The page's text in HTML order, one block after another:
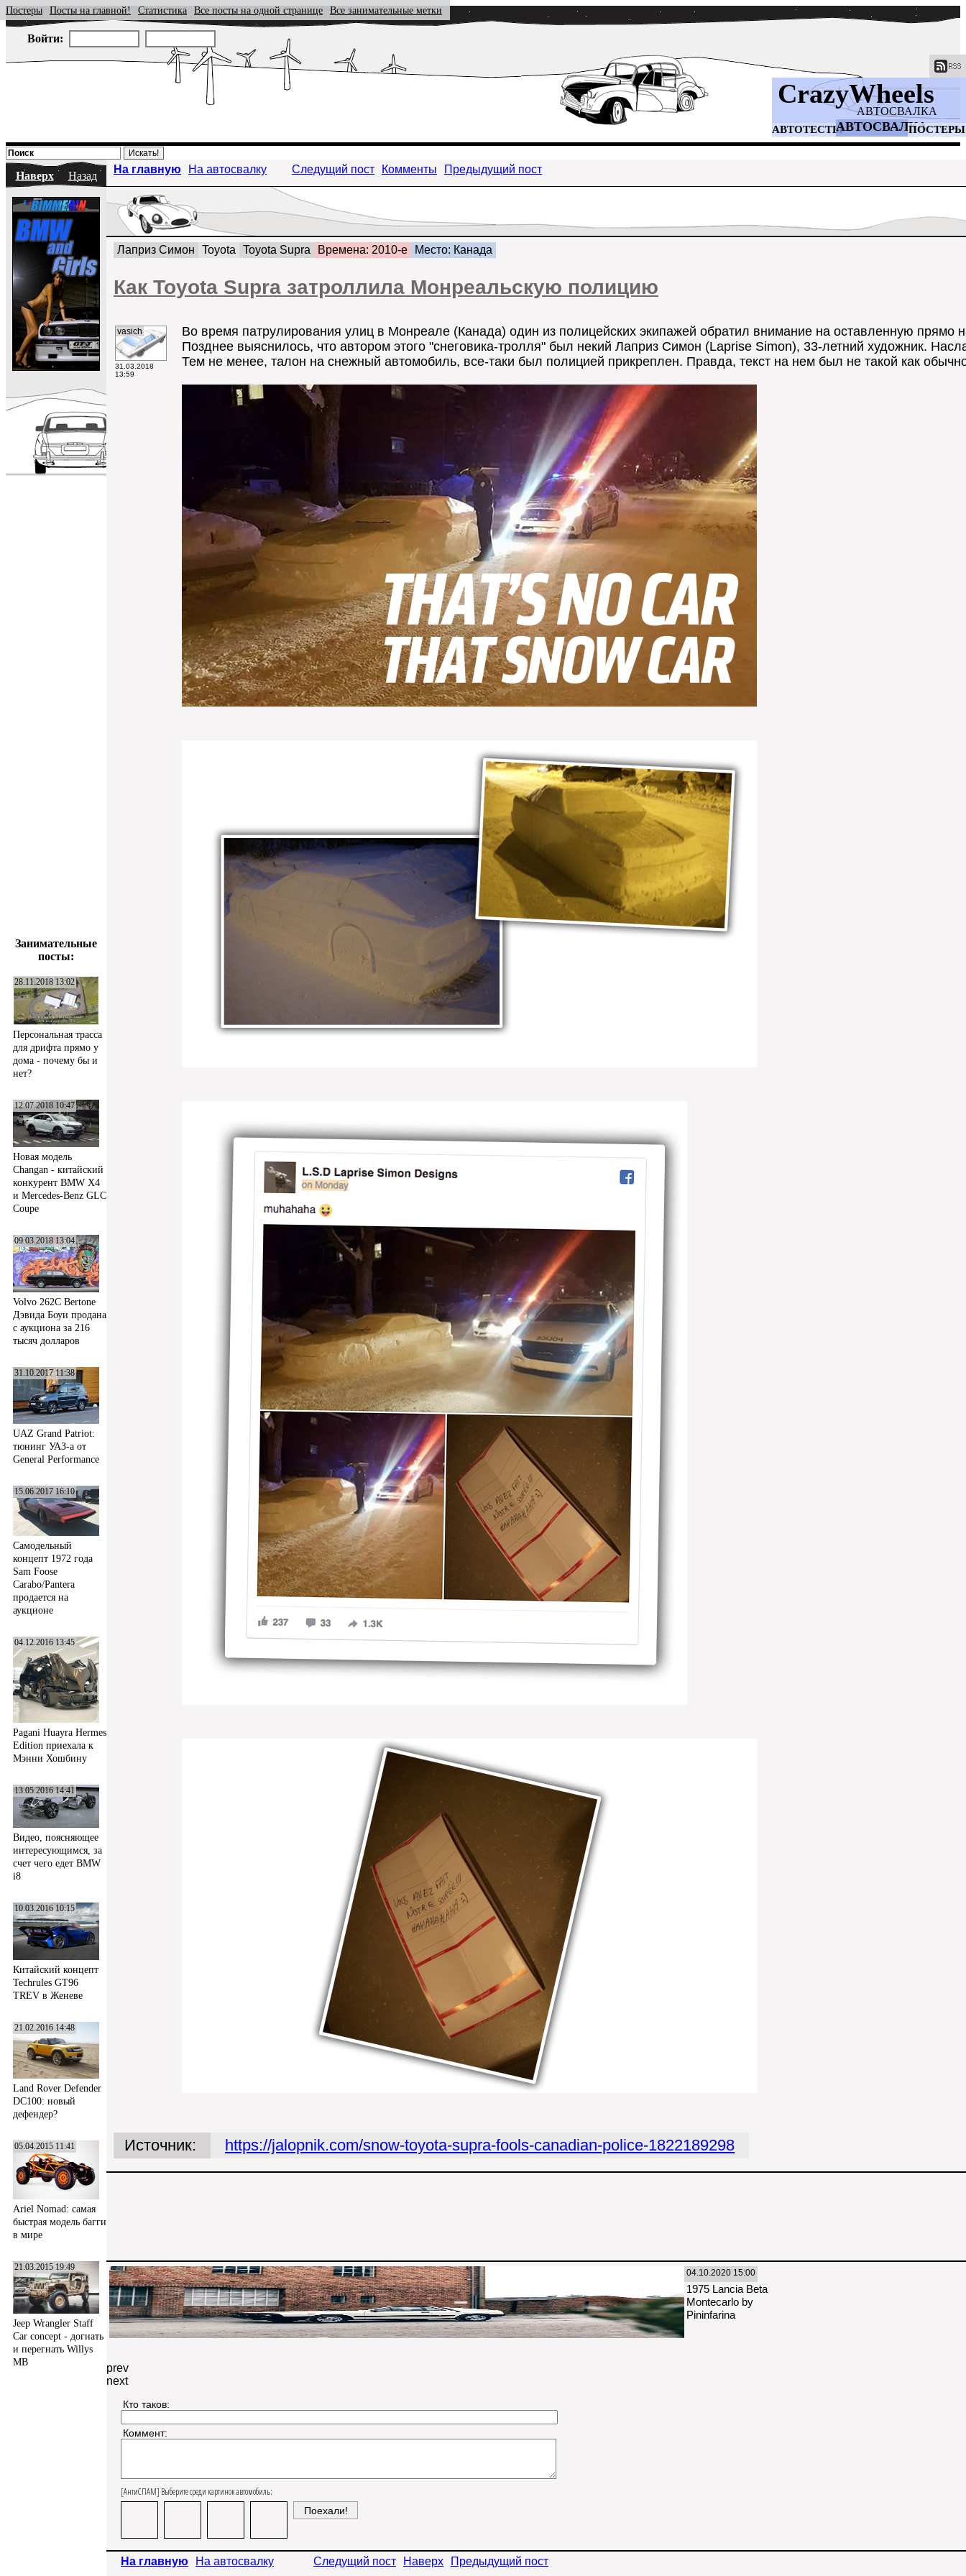
CrazyWheels
АВТОСВАЛКА
АВТОТЕСТЫАВТОСВАЛКАПОСТЕРЫ
Постеры Посты на главной! Статистика Все посты на одной странице Все занимательные метки
Войти:
Наверх Назад
Занимательные
посты:
28.11.2018 13:02
Персональная трасса
для дрифта прямо у
дома - почему бы и
нет?
12.07.2018 10:47
Новая модель
Changan - китайский
конкурент BMW X4
и Mercedes-Benz GLC
Coupe
09.03.2018 13:04
Volvo 262C Bertone
Дэвида Боуи продана
с аукциона за 216
тысяч долларов
31.10.2017 11:38
UAZ Grand Patriot:
тюнинг УАЗ-а от
General Performance
15.06.2017 16:10
Самодельный
концепт 1972 года
Sam Foose
Carabo/Pantera
продается на
аукционе
04.12.2016 13:45
Pagani Huayra Hermes
Edition приехала к
Мэнни Хошбину
13.05.2016 14:41
Видео, поясняющее
интересующимся, за
счет чего едет BMW
i8
10.03.2016 10:15
Китайский концепт
Techrules GT96
TREV в Женеве
21.02.2016 14:48
Land Rover Defender
DC100: новый
дефендер?
05.04.2015 11:41
Ariel Nomad: самая
быстрая модель багги
в мире
21.03.2015 19:49
Jeep Wrangler Staff
Car concept - догнать
и перегнать Willys
MB
На главную На автосвалку Следущий пост Комменты Предыдущий пост
Лаприз Симон Toyota Toyota Supra Времена: 2010-е Место: Канада
Как Toyota Supra затроллила Монреальскую полицию
vasich
31.03.2018
13:59
Во время патрулирования улиц в Монреале (Канада) один из полицейских экипажей обратил внимание на оставленную
Позднее выяснилось, что автором этого "снеговика-тролля" был некий Лаприз Симон (Laprise Simon), 33-летний художник.
Тем не менее, талон на снежный автомобиль, все-таки был полицией прикреплен. Правда, текст на нем был не такой как
Источник: https://jalopnik.com/snow-toyota-supra-fools-canadian-police-1822189298
04.10.2020 15:00
1975 Lancia Beta
Montecarlo by
Pininfarina
prev
next
Кто таков:
Коммент:
[АнтиСПАМ] Выберите среди картинок автомобиль:
На главную На автосвалку Следущий пост Наверх Предыдущий пост